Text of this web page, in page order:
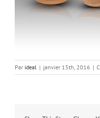
Par ideal | janvier 15th, 2016 |